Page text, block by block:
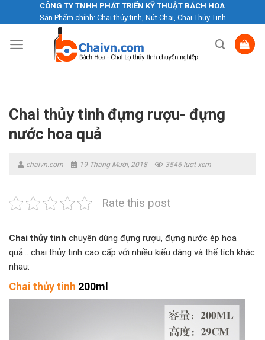
to
content
CÔNG TY TNHH PHÁT TRIỂN KỸ THUẬT BÁCH HOA
Sản Phẩm chính: Chai thủy tinh, Nút Chai, Chai Thủy Tinh
Chai thủy tinh đựng rượu- đựng
nước hoa quả
chaivn.com 19 Tháng Mười, 2018 3546 lượt xem
Rate this post
Chai thủy tinh chuyên dùng đựng rượu, đựng nước ép hoa
quả… chai thủy tinh cao cấp với nhiều kiểu dáng và thể tích khác
nhau:
Chai thủy tinh 200ml